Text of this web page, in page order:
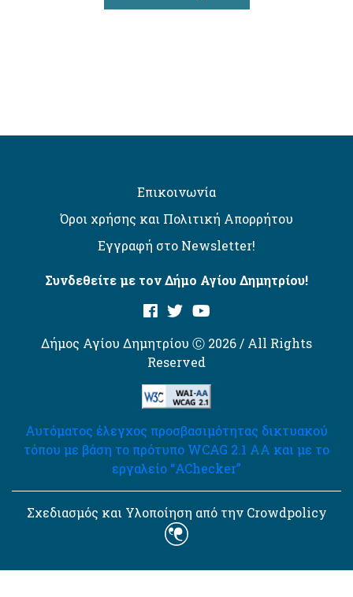
Επικοινωνία
Όροι χρήσης και Πολιτική Απορρήτου
Εγγραφή στο Newsletter!
Συνδεθείτε με τον Δήμο Αγίου Δημητρίου!
Δήμος Αγίου Δημητρίου Ⓒ 2026 / All Rights
Reserved
Αυτόματος έλεγχος προσβασιμότητας δικτυακού
τόπου με βάση το πρότυπο WCAG 2.1 AA και με το
εργαλείο “AChecker”
Σχεδιασμός και Υλοποίηση από την Crowdpolicy